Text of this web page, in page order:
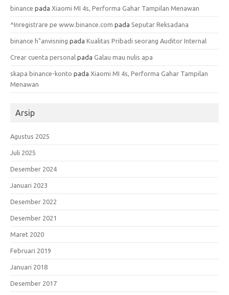
binance pada Xiaomi MI 4s, Performa Gahar Tampilan Menawan
^Inregistrare pe www.binance.com pada Seputar Reksadana
binance h"anvisning pada Kualitas Pribadi seorang Auditor Internal
Crear cuenta personal pada Galau mau nulis apa
skapa binance-konto pada Xiaomi MI 4s, Performa Gahar Tampilan
Menawan
Arsip
Agustus 2025
Juli 2025
Desember 2024
Januari 2023
Desember 2022
Desember 2021
Maret 2020
Februari 2019
Januari 2018
Desember 2017